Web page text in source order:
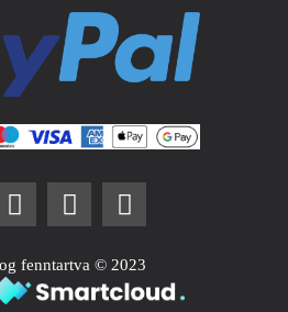
fenntartva © 2023